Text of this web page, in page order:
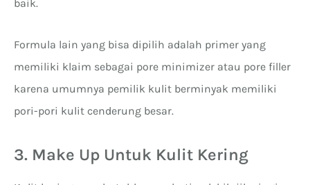
baik.
Formula lain yang bisa dipilih adalah primer yang
memiliki klaim sebagai pore minimizer atau pore filler
karena umumnya pemilik kulit berminyak memiliki
pori-pori kulit cenderung besar.
3. Make Up Untuk Kulit Kering